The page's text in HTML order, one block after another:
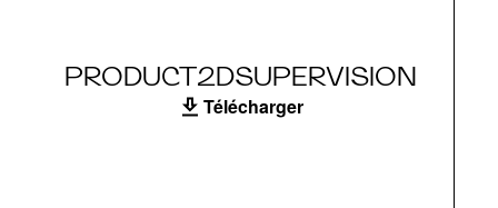
PRODUCT2DSUPERVISION
Télécharger